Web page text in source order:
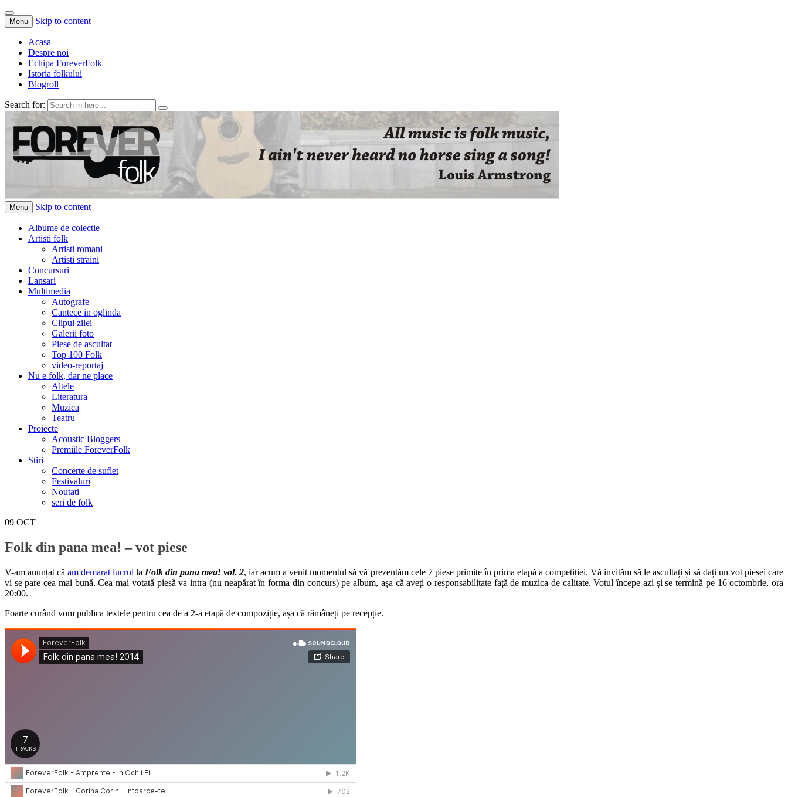
Menu Skip to content
Acasa
Despre noi
Echipa ForeverFolk
Istoria folkului
Blogroll
Search for:
ForeverFolk
Muzica sufletului tau
Menu Skip to content
Albume de colectie
Artisti folk
Artisti romani
Artisti straini
Concursuri
Lansari
Multimedia
Autografe
Cantece in oglinda
Clipul zilei
Galerii foto
Piese de ascultat
Top 100 Folk
video-reportaj
Nu e folk, dar ne place
Altele
Literatura
Muzica
Teatru
Proiecte
Acoustic Bloggers
Premiile ForeverFolk
Stiri
Concerte de suflet
Festivaluri
Noutati
seri de folk
09 OCT
Folk din pana mea! – vot piese
V-am anunțat căam demarat lucrul la Folk din pana mea! vol. 2, iar acum a venit momentul să vă prezentăm cele 7 piese primite în prima etapă a competiției. Vă invităm să le ascultați și să dați un vot piesei care
vi se pare cea mai bună. Cea mai votată piesă va intra (nu neapărat în forma din concurs) pe album, așa că aveți o responsabilitate față de muzica de calitate. Votul începe azi și se termină pe 16 octombrie, ora
20:00.
Foarte curând vom publica textele pentru cea de a 2-a etapă de compoziție, așa că rămâneți pe recepție.